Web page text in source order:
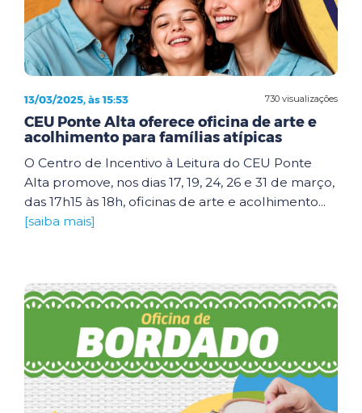
730 visualizações
13/03/2025, às 15:53
CEU Ponte Alta oferece oficina de arte e
acolhimento para famílias atípicas
O Centro de Incentivo à Leitura do CEU Ponte
Alta promove, nos dias 17, 19, 24, 26 e 31 de março,
das 17h15 às 18h, oficinas de arte e acolhimento...
[saiba mais]